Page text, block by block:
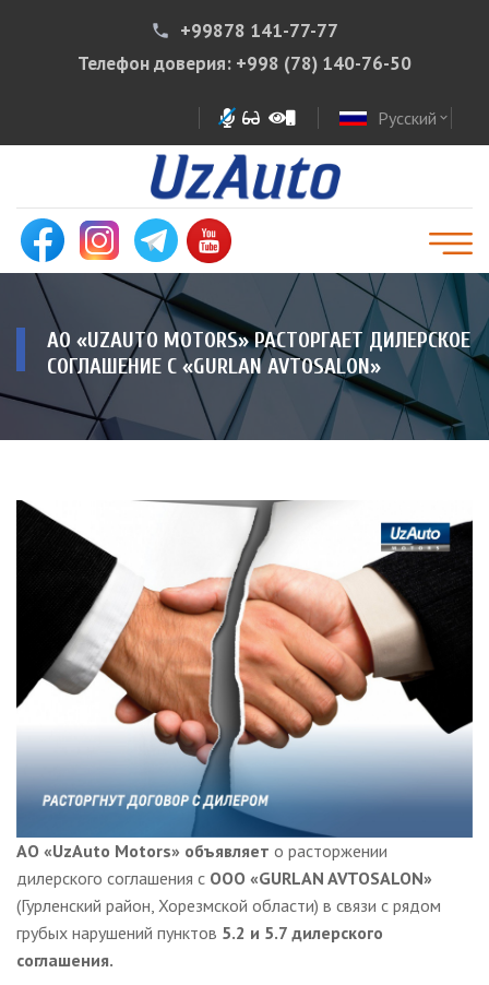
phone
+99878 141-77-77
Телефон доверия: +998 (78) 140-76-50
Русский expand_more
АО «UZAUTO MOTORS» РАСТОРГАЕТ ДИЛЕРСКОЕ
СОГЛАШЕНИЕ С «GURLAN AVTOSALON»
АО «UzAuto Motors» объявляет о расторжении
дилерского соглашения с ООО «GURLAN AVTOSALON»
(Гурленский район, Хорезмской области) в связи с рядом
грубых нарушений пунктов 5.2 и 5.7 дилерского
соглашения.